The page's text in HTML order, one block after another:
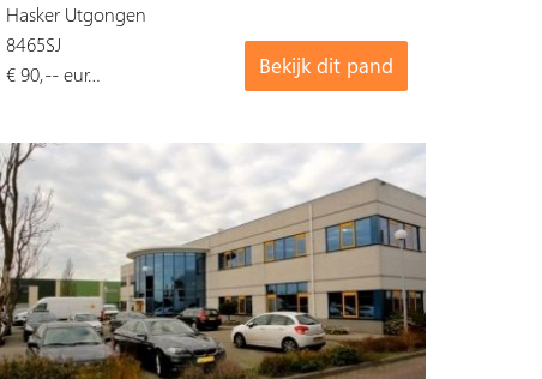
Hasker Utgongen
Bekijk dit pand
8465SJ
€ 90,-- eur…